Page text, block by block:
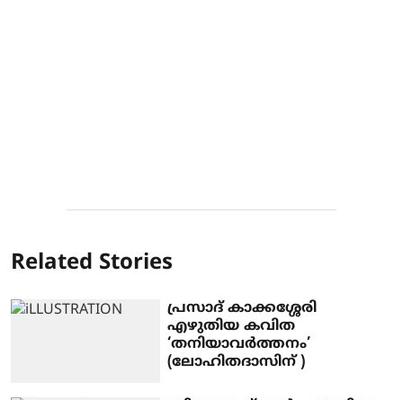
Related Stories
പ്രസാദ് കാക്കശ്ശേരി
എഴുതിയ കവിത
‘തനിയാവർത്തനം’
(ലോഹിതദാസിന് )